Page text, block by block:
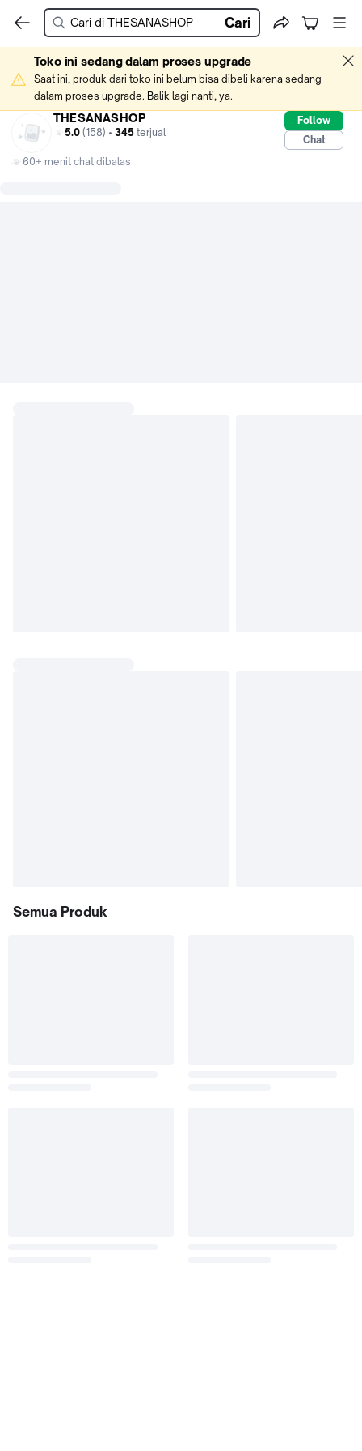
Cari
Toko ini sedang dalam proses upgrade
Saat ini, produk dari toko ini belum bisa dibeli karena sedang
dalam proses upgrade. Balik lagi nanti, ya.
THESANASHOP
5.0 (158) • 345 terjual
Follow
Chat
60+ menit chat dibalas
Semua Produk